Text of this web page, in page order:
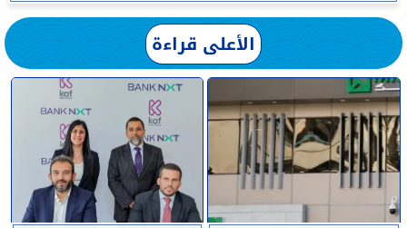
الأعلى قراءة